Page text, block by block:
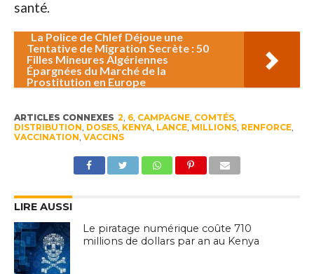
santé.
La Police de Chlef Déjoue une
Tentative de Migration Secrète : 50
Filles Mineures Algériennes
Épargnées du Marché de la
Prostitution en Europe
ARTICLES CONNEXES 2, 6, CAMPAGNE, COMTÉS,
DISTRIBUTION, DOSES, KENYA, LANCE, MILLIONS, RENFORCE,
VACCINATION, VACCINS
LIRE AUSSI
Le piratage numérique coûte 710
millions de dollars par an au Kenya